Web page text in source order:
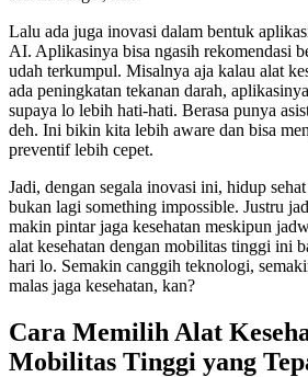
Lalu ada juga inovasi dalam bentuk
AI. Aplikasinya bisa ngasih rekomendasi
udah terkumpul. Misalnya aja kalau alat
ada peningkatan tekanan darah,
supaya lo lebih hati-hati. Berasa punya
deh. Ini bikin kita lebih aware dan bisa
preventif lebih cepet.
Jadi, dengan segala inovasi ini, hidup
bukan lagi something impossible. Justru
makin pintar jaga kesehatan meskipun
alat kesehatan dengan mobilitas tinggi ini
hari lo. Semakin canggih teknologi,
malas jaga kesehatan, kan?
Cara Memilih Alat
Mobilitas Tinggi yang